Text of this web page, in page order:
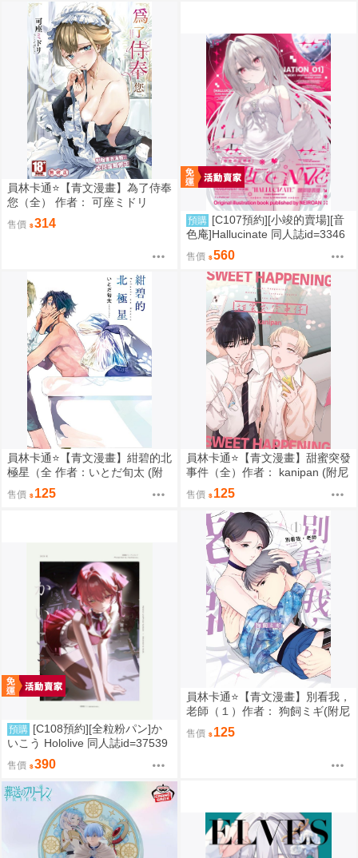
員林卡通⭐️【青文漫畫】為了侍奉
您（全） 作者： 可座ミドリ
售價 314 預購 [C107預約][小竣的賣場][音
色庵]Hallucinate 同人誌id=3346
售價 560
員林卡通⭐️【青文漫畫】紺碧的北
極星（全 作者：いとだ旬太 (附
尼采書套)
售價 125
員林卡通⭐️【青文漫畫】甜蜜突發
事件（全）作者： kanipan (附尼
采書套)
售價 125
預購 [C108預約][全粒粉パン]か
いこう Hololive 同人誌id=37539
售價 390
員林卡通⭐️【青文漫畫】別看我，
老師（１）作者： 狗飼ミギ(附尼
采書套)
售價 125